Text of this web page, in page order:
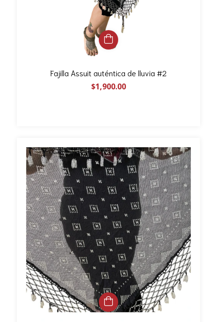
Fajilla Assuit auténtica de lluvia #2
$1,900.00